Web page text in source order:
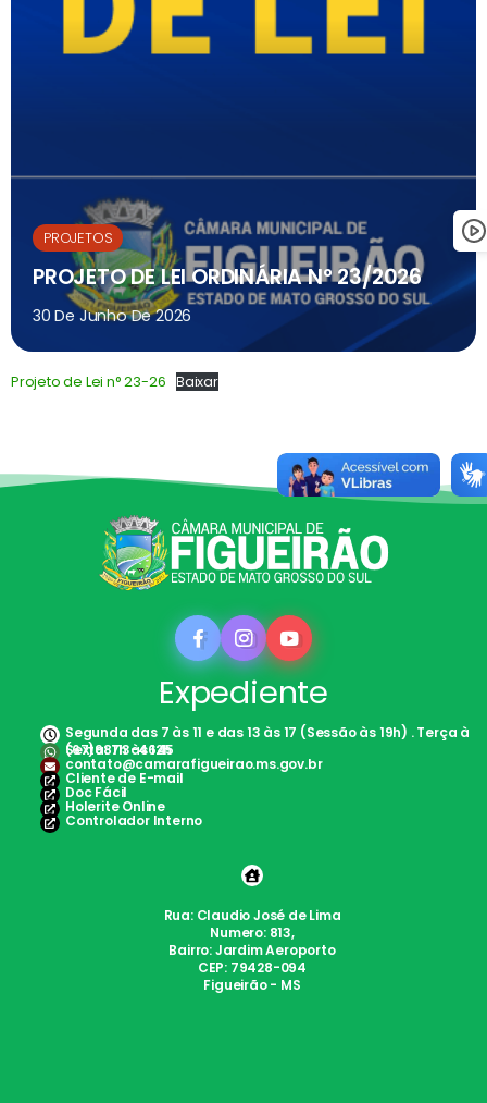
PROJETOS
PROJETO DE LEI ORDINÁRIA N° 23/2026
30 De Junho De 2026
Projeto de Lei n° 23-26 Baixar
Expediente
Segunda das 7 às 11 e das 13 às 17 (Sessão às 19h) . Terça à
Sexta: 7h às 12h
(67)98113-4645
contato@camarafigueirao.ms.gov.br
Cliente de E-mail
Doc Fácil
Holerite Online
Controlador Interno
Rua: Claudio José de Lima
Numero: 813,
Bairro: Jardim Aeroporto
CEP: 79428-094
Figueirão - MS